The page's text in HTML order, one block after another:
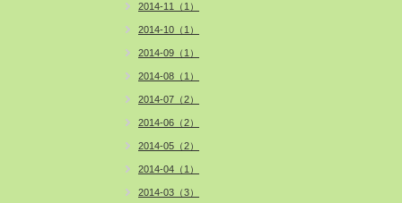
2014-11（1）
2014-10（1）
2014-09（1）
2014-08（1）
2014-07（2）
2014-06（2）
2014-05（2）
2014-04（1）
2014-03（3）